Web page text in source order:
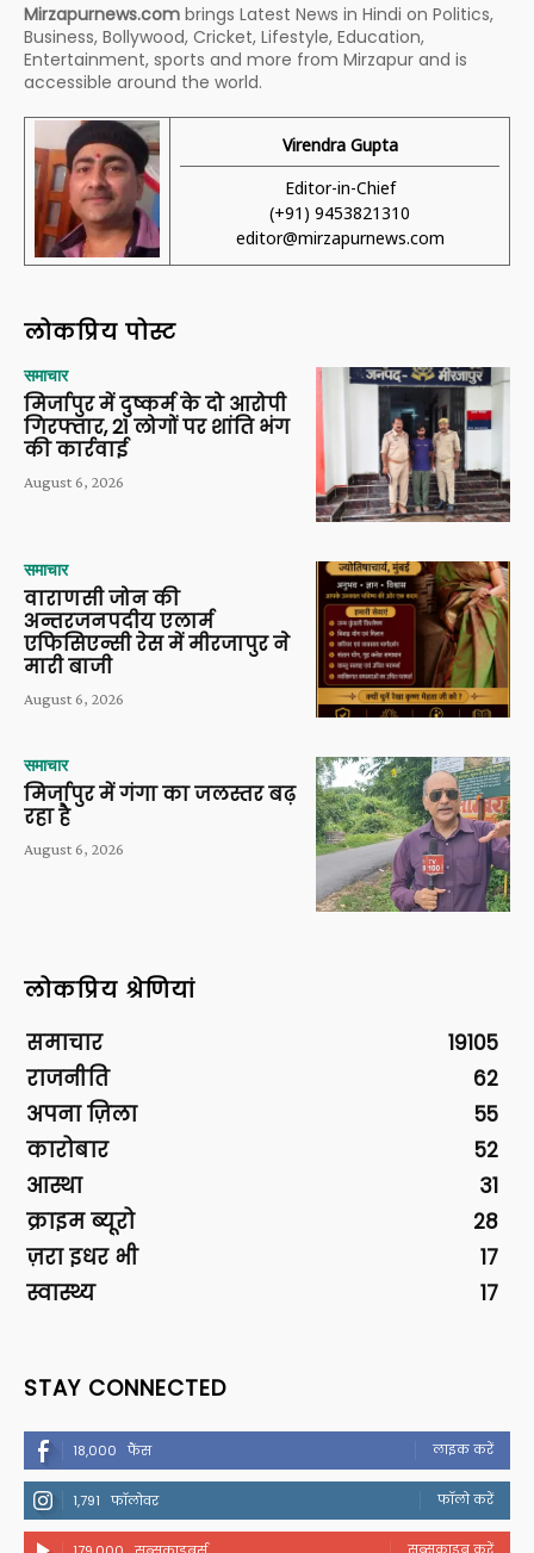
Mirzapurnews.com brings Latest News in Hindi on Politics,
Business, Bollywood, Cricket, Lifestyle, Education,
Entertainment, sports and more from Mirzapur and is
accessible around the world.
Virendra Gupta
Editor-in-Chief
(+91) 9453821310
editor@mirzapurnews.com
लोकप्रिय पोस्ट
समाचार
मिर्जापुर में दुष्कर्म के दो आरोपी
गिरफ्तार, 21 लोगों पर शांति भंग
की कार्रवाई
August 6, 2026
समाचार
वाराणसी जोन की
अन्तरजनपदीय एलार्म
एफिसिएन्सी रेस में मीरजापुर ने
मारी बाजी
August 6, 2026
समाचार
मिर्जापुर में गंगा का जलस्तर बढ़
रहा है
August 6, 2026
लोकप्रिय श्रेणियां
समाचार
19105
राजनीति
62
अपना ज़िला
55
कारोबार
52
आस्था
31
क्राइम ब्यूरो
28
ज़रा इधर भी
17
स्वास्थ्य
17
STAY CONNECTED
18,000 फैंस लाइक करें
1,791 फॉलोवर फॉलो करें